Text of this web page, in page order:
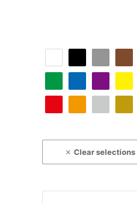
Clear selections